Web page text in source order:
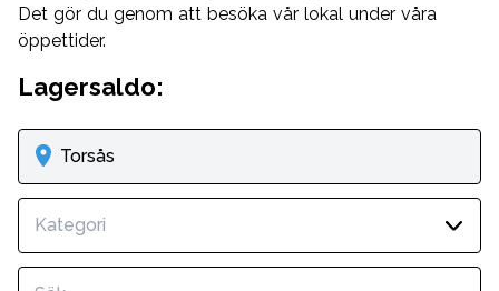
Det gör du genom att besöka vår lokal under våra
öppettider.
Lagersaldo:
Torsås
Kategori